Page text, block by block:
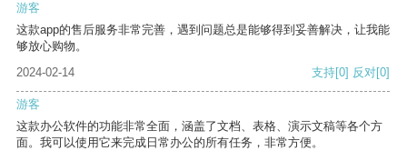
游客
这款app的售后服务非常完善，遇到问题总是能够得到妥善解决，让我能
够放心购物。
2024-02-14
支持[0] 反对[0]
游客
这款办公软件的功能非常全面，涵盖了文档、表格、演示文稿等各个方
面。我可以使用它来完成日常办公的所有任务，非常方便。